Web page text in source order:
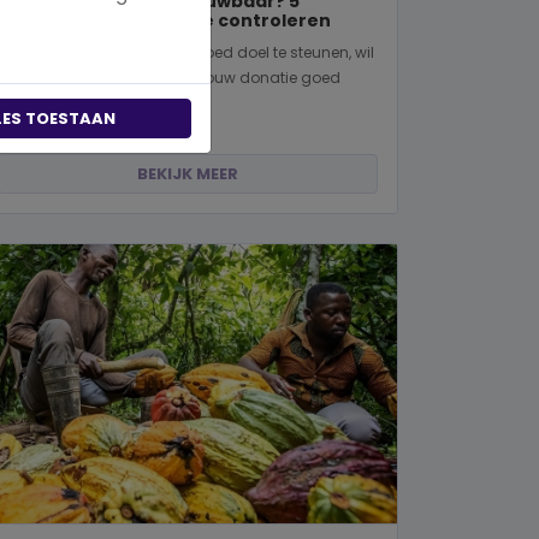
manieren om dit zelf te controleren
Wanneer je besluit om een goed doel te steunen, wil
je natuurlijk zeker weten dat jouw donatie goed
Of je nu een...
BEKIJK MEER
TOESTAAN